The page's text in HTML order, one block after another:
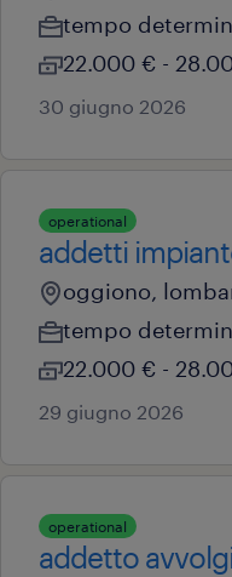
tempo
22.000 € -
30 giugno 2026
operational
addetti
oggiono,
tempo
22.000 € -
29 giugno 2026
operational
addetto